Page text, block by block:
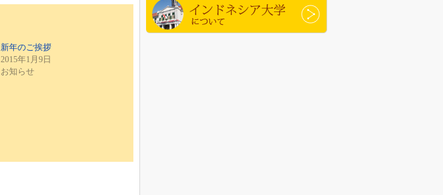
新年のご挨拶
2015年1月9日
お知らせ
インドネシア大学について